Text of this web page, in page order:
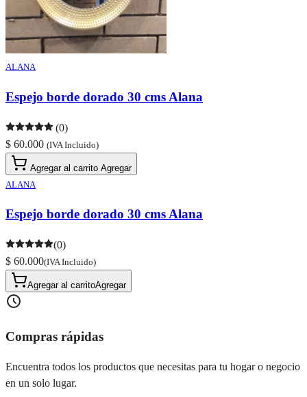
ALANA
Espejo borde dorado 30 cms Alana
(0)
$ 60.000 (IVA Incluido)
Agregar al carrito Agregar
ALANA
Espejo borde dorado 30 cms Alana
(0)
$ 60.000(IVA Incluido)
Agregar al carritoAgregar
Compras rápidas
Encuentra todos los productos que necesitas para tu hogar o negocio
en un solo lugar.